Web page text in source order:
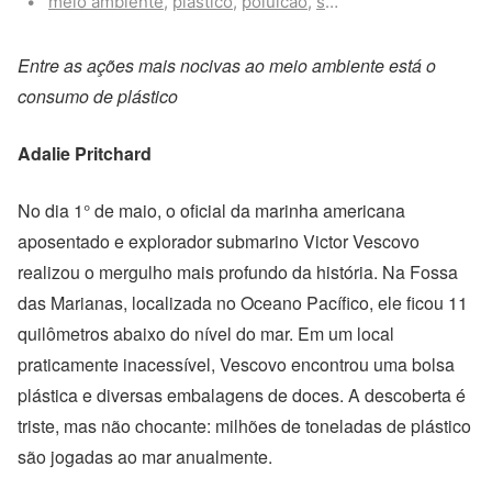
Entre as ações mais nocivas ao meio ambiente está o
consumo de plástico
Adalie Pritchard
No dia 1° de maio, o oficial da marinha americana
aposentado e explorador submarino Victor Vescovo
realizou o mergulho mais profundo da história. Na Fossa
das Marianas, localizada no Oceano Pacífico, ele ficou 11
quilômetros abaixo do nível do mar. Em um local
praticamente inacessível, Vescovo encontrou uma bolsa
plástica e diversas embalagens de doces. A descoberta é
triste, mas não chocante: milhões de toneladas de plástico
são jogadas ao mar anualmente.